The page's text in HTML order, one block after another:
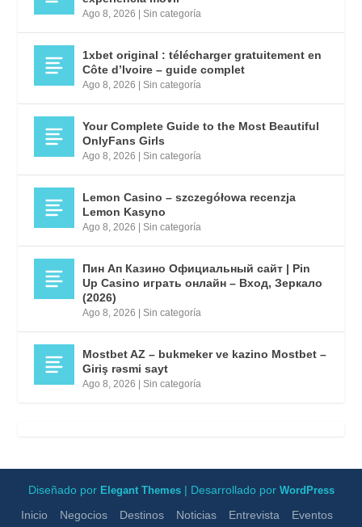
Ago 8, 2026 |Sin categoría
1xbet original : télécharger gratuitement en
Côte d’Ivoire – guide complet
Ago 8, 2026 |Sin categoría
Your Complete Guide to the Most Beautiful
OnlyFans Girls
Ago 8, 2026 |Sin categoría
Lemon Casino – szczegółowa recenzja
Lemon Kasyno
Ago 8, 2026 |Sin categoría
Пин Ап Казино Официальный сайт | Pin
Up Casino играть онлайн – Вход, Зеркало
(2026)
Ago 8, 2026 |Sin categoría
Mostbet AZ – bukmeker ve kazino Mostbet –
Giriş rəsmi sayt
Ago 8, 2026 |Sin categoría
Diseñado por Elegant Themes| Desarrollado por WordPress
Inicio Negocios Destinos Noticias Entrevista Eventos